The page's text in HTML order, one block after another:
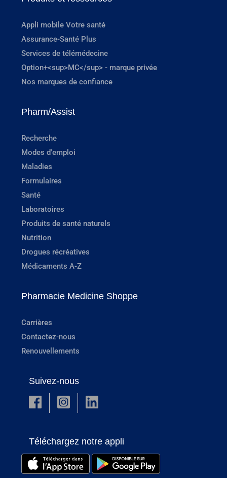
Appli mobile Votre santé
Assurance-Santé Plus
Services de télémédecine
Option+<sup>MC</sup> - marque privée
Nos marques de confiance
Pharm/Assist
Recherche
Modes d'emploi
Maladies
Formulaires
Santé
Laboratoires
Produits de santé naturels
Nutrition
Drogues récréatives
Médicaments A-Z
Pharmacie Medicine Shoppe
Carrières
Contactez-nous
Renouvellements
Suivez-nous
Téléchargez notre appli